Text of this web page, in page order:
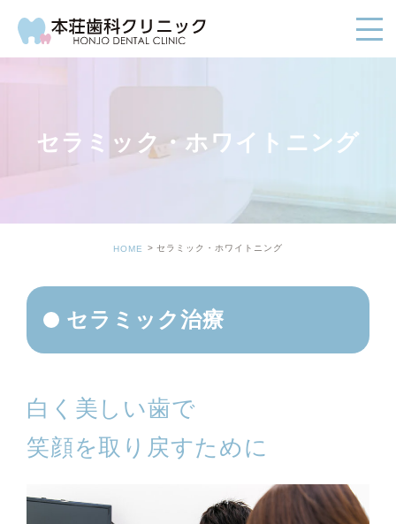
セラミック・ホワイトニング
HOME セラミック・ホワイトニング
セラミック治療
白く美しい歯で
笑顔を取り戻すために